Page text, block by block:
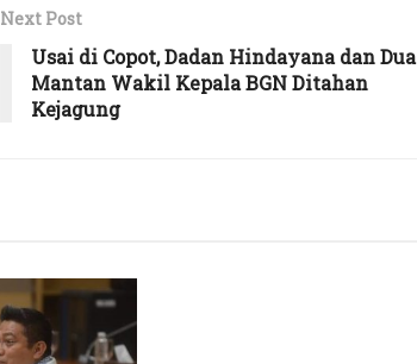
Next Post
Usai di Copot, Dadan Hindayana dan Dua
Mantan Wakil Kepala BGN Ditahan
Kejagung